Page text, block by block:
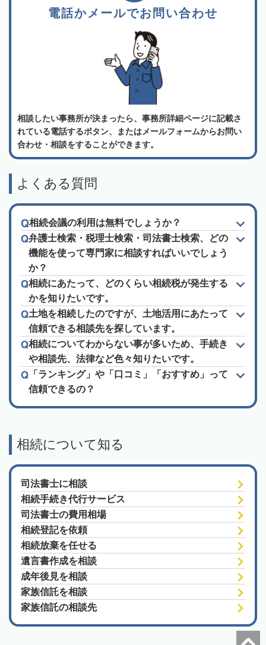
電話かメールでお問い合わせ
相談したい事務所が決まったら、事務所詳細ページに記載さ
れている電話するボタン、またはメールフォームからお問い
合わせ・相談をすることができます。
よくある質問
相続会議の利用は無料でしょうか？
弁護士検索・税理士検索・司法書士検索、どの
機能を使って専門家に相談すればいいでしょう
か？
相続にあたって、どのくらい相続税が発生する
かを知りたいです。
土地を相続したのですが、土地活用にあたって
信頼できる相談先を探しています。
相続についてわからない事が多いため、手続き
や相談先、法律など色々知りたいです。
「ランキング」や「口コミ」「おすすめ」って
信頼できるの？
相続について知る
司法書士に相談
相続手続き代行サービス
司法書士の費用相場
相続登記を依頼
相続放棄を任せる
遺言書作成を相談
成年後見を相談
家族信託を相談
家族信託の相談先